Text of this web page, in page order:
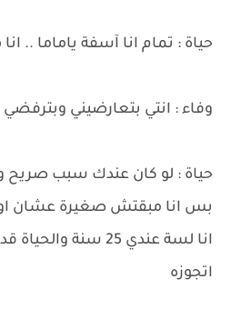
حياة : تمام انا آسفة ياماما ..
وفاء : انتي بتعارضيني وبترفضي
حياة : لو كان عندك سبب صريح
بس انا مبقتش صغيرة عشان
انا لسة عندي 25 سنة
اتجوزه